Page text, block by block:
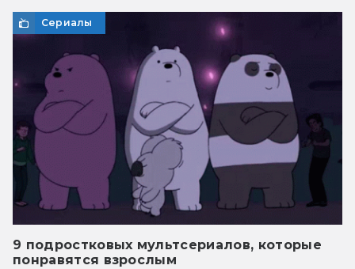
Сериалы
9 подростковых мультсериалов, которые
понравятся взрослым